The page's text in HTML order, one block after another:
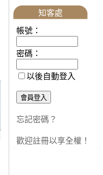
知客處
帳號：
密碼：
以後自動登入
忘記密碼？
歡迎註冊以享全權！